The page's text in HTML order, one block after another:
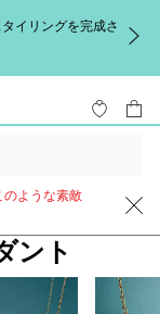
イリングを完成さ
のような素敵
ント